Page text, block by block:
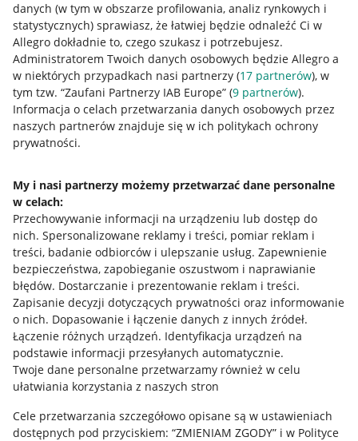
danych (w tym w obszarze profilowania, analiz rynkowych i
statystycznych) sprawiasz, że łatwiej będzie odnaleźć Ci w
Allegro dokładnie to, czego szukasz i potrzebujesz.
Administratorem Twoich danych osobowych będzie Allegro a
w niektórych przypadkach nasi partnerzy (17 partnerów), w
tym tzw. “Zaufani Partnerzy IAB Europe” (9 partnerów).
Informacja o celach przetwarzania danych osobowych przez
naszych partnerów znajduje się w ich politykach ochrony
prywatności.
My i nasi partnerzy możemy przetwarzać dane personalne
w celach:
Przechowywanie informacji na urządzeniu lub dostęp do
nich. Spersonalizowane reklamy i treści, pomiar reklam i
treści, badanie odbiorców i ulepszanie usług. Zapewnienie
bezpieczeństwa, zapobieganie oszustwom i naprawianie
błędów. Dostarczanie i prezentowanie reklam i treści.
Zapisanie decyzji dotyczących prywatności oraz informowanie
o nich. Dopasowanie i łączenie danych z innych źródeł.
Łączenie różnych urządzeń. Identyfikacja urządzeń na
podstawie informacji przesyłanych automatycznie.
Twoje dane personalne przetwarzamy również w celu
ułatwiania korzystania z naszych stron
Cele przetwarzania szczegółowo opisane są w ustawieniach
dostępnych pod przyciskiem: “ZMIENIAM ZGODY” i w Polityce
Przydatne informacje
Jak to działa
Allegro Gadane dla sprzedających
Allegro Gadane dla kupujących
Mapa miejscowości
Informacje prawne
Regulamin
Polityka plików "cookies"
Ustawienia plików "cookies"
Udostępnianie lokalizacji